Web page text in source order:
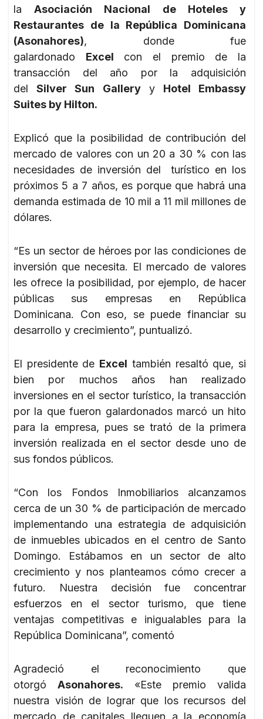
laAsociación Nacional de Hoteles y
Restaurantes de la República Dominicana
(Asonahores), donde fue
galardonado Excel con el premio de la
transacción del año por la adquisición
delSilver Sun Galleryy Hotel Embassy
Suites by Hilton.
Explicó que la posibilidad de contribución del
mercado de valores con un 20 a 30 % con las
necesidades de inversión del turístico en los
próximos 5 a 7 años, es porque que habrá una
demanda estimada de 10 mil a 11 mil millones de
dólares.
“Es un sector de héroes por las condiciones de
inversión que necesita. El mercado de valores
les ofrece la posibilidad, por ejemplo, de hacer
públicas sus empresas en República
Dominicana. Con eso, se puede financiar su
desarrollo y crecimiento”, puntualizó.
El presidente de Excel también resaltó que, si
bien por muchos años han realizado
inversiones en el sector turístico, la transacción
por la que fueron galardonados marcó un hito
para la empresa, pues se trató de la primera
inversión realizada en el sector desde uno de
sus fondos públicos.
“Con los Fondos Inmobiliarios alcanzamos
cerca de un 30 % de participación de mercado
implementando una estrategia de adquisición
de inmuebles ubicados en el centro de Santo
Domingo. Estábamos en un sector de alto
crecimiento y nos planteamos cómo crecer a
futuro. Nuestra decisión fue concentrar
esfuerzos en el sector turismo, que tiene
ventajas competitivas e inigualables para la
República Dominicana”, comentó
Agradeció el reconocimiento que
otorgó Asonahores. «Este premio valida
nuestra visión de lograr que los recursos del
mercado de capitales lleguen a la economía